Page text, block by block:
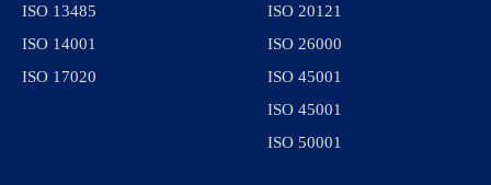
ISO 13485
ISO 14001
ISO 17020
ISO 20121
ISO 26000
ISO 45001
ISO 45001
ISO 50001